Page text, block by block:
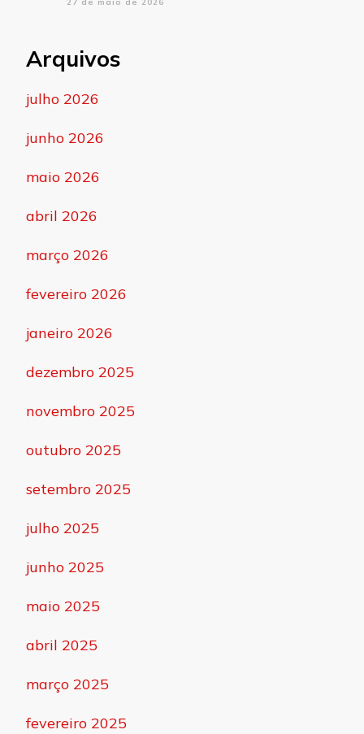
Arquivos
julho 2026
junho 2026
maio 2026
abril 2026
março 2026
fevereiro 2026
janeiro 2026
dezembro 2025
novembro 2025
outubro 2025
setembro 2025
julho 2025
junho 2025
maio 2025
abril 2025
março 2025
fevereiro 2025